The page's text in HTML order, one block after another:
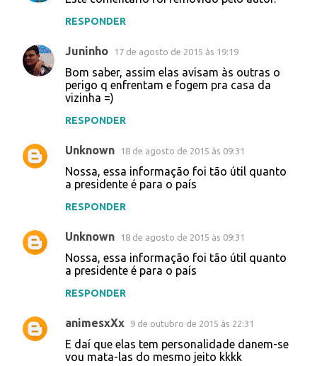
RESPONDER
Juninho 17 de agosto de 2015 às 19:19
Bom saber, assim elas avisam às outras o
perigo q enfrentam e fogem pra casa da
vizinha =)
RESPONDER
Unknown 18 de agosto de 2015 às 09:31
Nossa, essa informação foi tão útil quanto
a presidente é para o país
RESPONDER
Unknown 18 de agosto de 2015 às 09:31
Nossa, essa informação foi tão útil quanto
a presidente é para o país
RESPONDER
animesxXx 9 de outubro de 2015 às 22:31
E daí que elas tem personalidade danem-se
vou mata-las do mesmo jeito kkkk